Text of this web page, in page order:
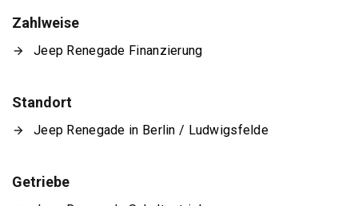
Zahlweise
Jeep Renegade Finanzierung
Standort
Jeep Renegade in Berlin / Ludwigsfelde
Getriebe